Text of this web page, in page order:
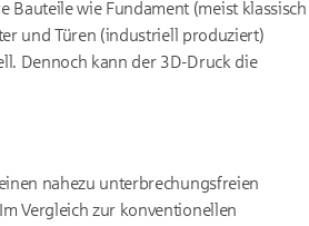
Bauteile wie Fundament (meist klassisch
und Türen (industriell produziert)
Dennoch kann der 3D-Druck die
nahezu unterbrechungsfreien
Vergleich zur konventionellen